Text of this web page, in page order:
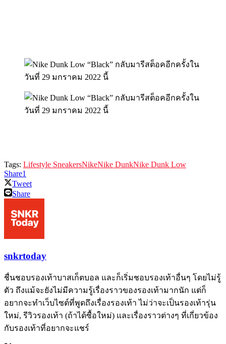
Tags: Lifestyle SneakersNikeNike DunkNike Dunk Low
Share1
Tweet
Share
snkrtoday
ชื่นชอบรองเท้าบาสเก็ตบอล และก็เริ่มชอบรองเท้าอื่นๆ โดยไม่รู้
ตัว ถึงแม้จะยังไม่มีความรู้เรื่องราวของรองเท้ามากนัก แต่ก็
อยากจะทำเว็บไซต์ที่พูดถึงเรื่องรองเท้า ไม่ว่าจะเป็นรองเท้ารุ่น
ใหม่, รีวิวรองเท้า (ถ้าได้ซื้อใหม่) และเรื่องราวต่างๆ ที่เกี่ยวข้อง
กับรองเท้าที่อยากจะแชร์